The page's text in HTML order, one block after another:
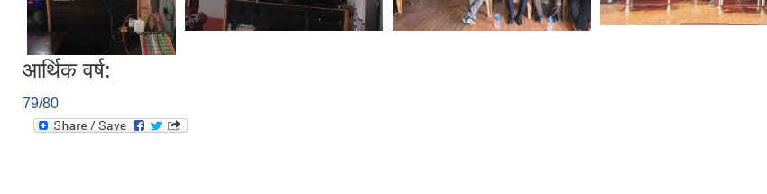
आर्थिक वर्ष:
79/80